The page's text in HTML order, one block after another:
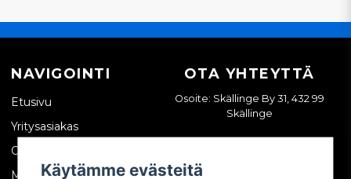
NAVIGOINTI
Etusivu
Yritysasiakas
Ota yhteyttä
Meistä
OTA YHTEYTTÄ
Osoite: Skällinge By 31, 432 99
Skällinge
Käytämme evästeitä